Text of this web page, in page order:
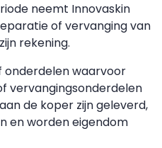
neemt Innovaskin
of vervanging van
rekening.
waarvoor
vervangingsonderdelen
de koper zijn geleverd,
en worden eigendom